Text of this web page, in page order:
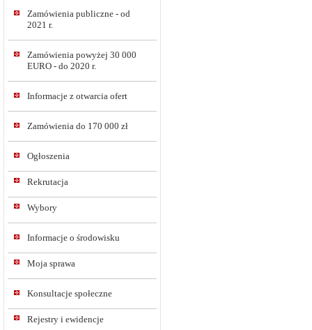
Zamówienia publiczne - od
2021 r.
Zamówienia powyżej 30 000
EURO - do 2020 r.
Informacje z otwarcia ofert
Zamówienia do 170 000 zł
Ogłoszenia
Rekrutacja
Wybory
Informacje o środowisku
Moja sprawa
Konsultacje społeczne
Rejestry i ewidencje